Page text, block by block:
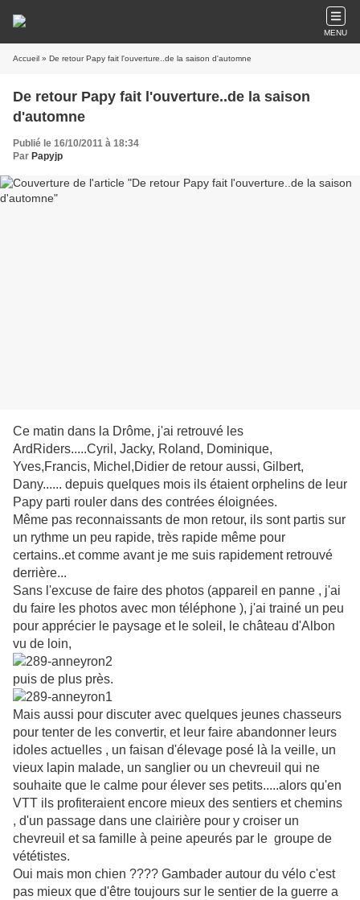
MENU
Accueil » De retour Papy fait l'ouverture..de la saison d'automne
De retour Papy fait l'ouverture..de la saison
d'automne
Publié le 16/10/2011 à 18:34
Par Papyjp
Ce matin dans la Drôme, j'ai retrouvé les
ArdRiders.....Cyril, Jacky, Roland, Dominique,
Yves,Francis, Michel,Didier de retour aussi, Gilbert,
Dany...... depuis quelques mois ils étaient orphelins de leur
Papy parti rouler dans des contrées éloignées.
Même pas reconnaissants de mon retour, ils sont partis sur
un rythme un peu rapide, très rapide même pour
certains..et comme avant je me suis rapidement retrouvé
derrière...
Sans l'excuse de faire des photos (appareil en panne , j'ai
du faire les photos avec mon téléphone ), j'ai trainé un peu
pour apprécier le paysage et le soleil, le château d'Albon
vu de loin,
puis de plus près.
Mais aussi pour discuter avec quelques jeunes chasseurs
pour tenter de les convertir, et leur faire abandonner leurs
idoles actuelles , un faisan d'élevage posé là la veille, un
vieux lapin malade, un sanglier ou un chevreuil qui ne
souhaite que le calme pour élever ses petits.....alors qu'en
VTT ils profiteraient encore mieux des sentiers et chemins
, d'un passage dans une clairière pour y croiser un
chevreuil et sa famille à peine apeurés par le groupe de
vététistes.
Oui mais mon chien ???? Gambader autour du vélo c'est
pas mieux que d'être toujours sur le sentier de la guerre a